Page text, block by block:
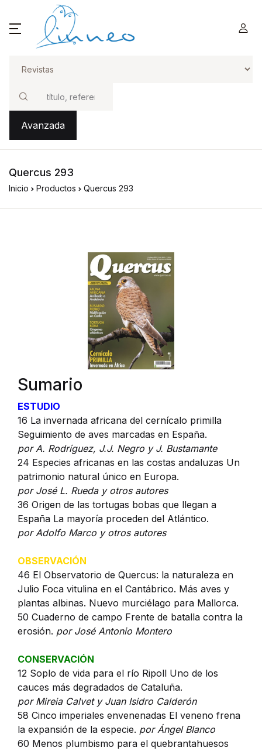
Buscar
Avanzada
Quercus 293
Inicio Productos Quercus 293
Sumario
ESTUDIO
16 La invernada africana del cernícalo primilla
Seguimiento de aves marcadas en España.
por A. Rodríguez, J.J. Negro y J. Bustamante
24 Especies africanas en las costas andaluzas Un
patrimonio natural único en Europa.
por José L. Rueda y otros autores
36 Origen de las tortugas bobas que llegan a
España La mayoría proceden del Atlántico.
por Adolfo Marco y otros autores
OBSERVACIÓN
46 El Observatorio de Quercus: la naturaleza en
Julio Foca vitulina en el Cantábrico. Más aves y
plantas albinas. Nuevo murciélago para Mallorca.
50 Cuaderno de campo Frente de batalla contra la
erosión. por José Antonio Montero
CONSERVACIÓN
12 Soplo de vida para el río Ripoll Uno de los
cauces más degradados de Cataluña.
por Mireia Calvet y Juan Isidro Calderón
58 Cinco imperiales envenenadas El veneno frena
la expansión de la especie. por Ángel Blanco
60 Menos plumbismo para el quebrantahuesos